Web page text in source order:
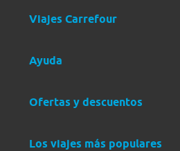
Viajes Carrefour
Ayuda
Ofertas y descuentos
Los viajes más populares